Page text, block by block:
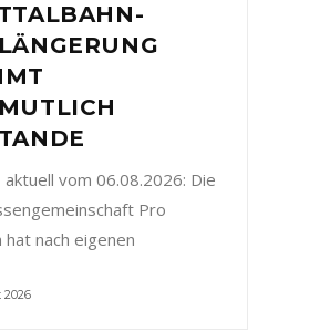
aktuell vom 06.08.2026: Die
Pro
hat nach eigenen
2026